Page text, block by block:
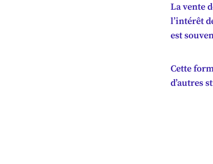
La vente
l’intérêt
est
Cette
d’autres